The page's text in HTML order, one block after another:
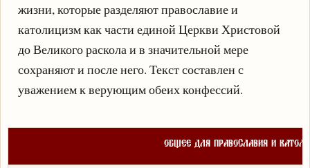
жизни, которые разделяют православие и
католицизм как части единой Церкви Христовой
до Великого раскола и в значительной мере
сохраняют и после него. Текст составлен с
уважением к верующим обеих конфессий.
ОБЩЕЕ ДЛЯ ПРАВОСЛАВИЯ И